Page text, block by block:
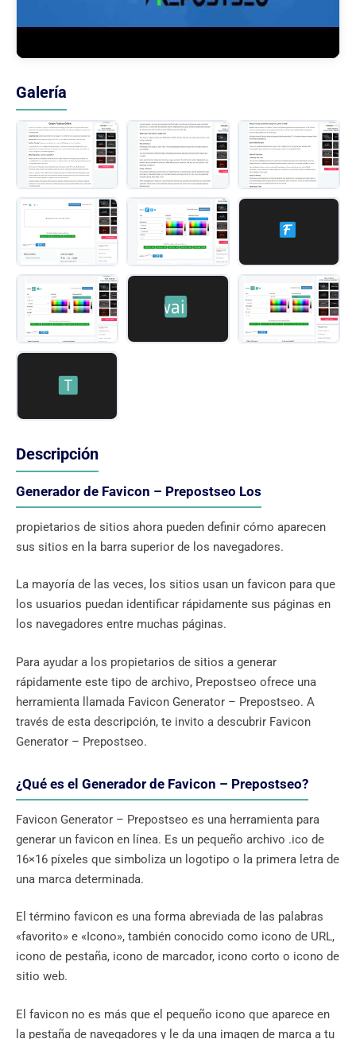
Galería
Descripción
Generador de Favicon – Prepostseo Los
propietarios de sitios ahora pueden definir cómo aparecen
sus sitios en la barra superior de los navegadores.
La mayoría de las veces, los sitios usan un favicon para que
los usuarios puedan identificar rápidamente sus páginas en
los navegadores entre muchas páginas.
Para ayudar a los propietarios de sitios a generar
rápidamente este tipo de archivo, Prepostseo ofrece una
herramienta llamada Favicon Generator – Prepostseo. A
través de esta descripción, te invito a descubrir Favicon
Generator – Prepostseo.
¿Qué es el Generador de Favicon – Prepostseo?
Favicon Generator – Prepostseo es una herramienta para
generar un favicon en línea. Es un pequeño archivo .ico de
16×16 píxeles que simboliza un logotipo o la primera letra de
una marca determinada.
El término favicon es una forma abreviada de las palabras
«favorito» e «Icono», también conocido como icono de URL,
icono de pestaña, icono de marcador, icono corto o icono de
sitio web.
El favicon no es más que el pequeño icono que aparece en
la pestaña de navegadores y le da una imagen de marca a tu